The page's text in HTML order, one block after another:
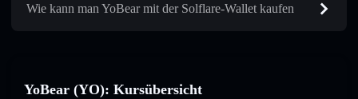
Wie kann man YoBear mit der Solflare-Wallet kaufen
YoBear (YO): Kursübersicht